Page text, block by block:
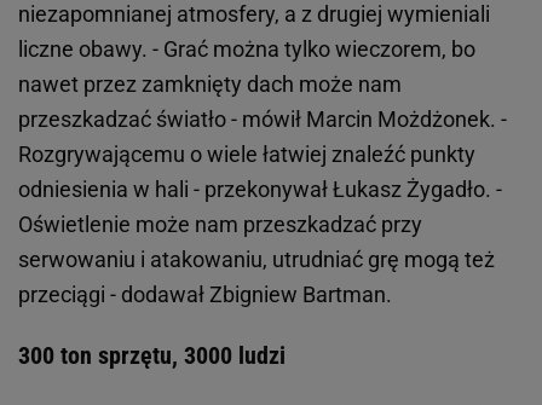
niezapomnianej atmosfery, a z drugiej wymieniali
liczne obawy. - Grać można tylko wieczorem, bo
nawet przez zamknięty dach może nam
przeszkadzać światło - mówił Marcin Możdżonek. -
Rozgrywającemu o wiele łatwiej znaleźć punkty
odniesienia w hali - przekonywał Łukasz Żygadło. -
Oświetlenie może nam przeszkadzać przy
serwowaniu i atakowaniu, utrudniać grę mogą też
przeciągi - dodawał Zbigniew Bartman.
300 ton sprzętu, 3000 ludzi